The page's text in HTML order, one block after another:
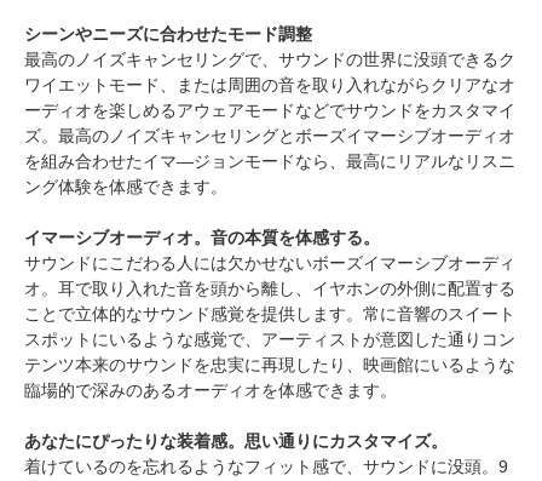
シーンやニーズに合わせたモード調整
最高のノイズキャンセリングで、サウンドの世界に没頭できるク
ワイエットモード、または周囲の音を取り入れながらクリアなオ
ーディオを楽しめるアウェアモードなどでサウンドをカスタマイ
ズ。最高のノイズキャンセリングとボーズイマーシブオーディオ
を組み合わせたイマ―ジョンモードなら、最高にリアルなリスニ
ング体験を体感できます。
イマーシブオーディオ。音の本質を体感する。
サウンドにこだわる人には欠かせないボーズイマーシブオーディ
オ。耳で取り入れた音を頭から離し、イヤホンの外側に配置する
ことで立体的なサウンド感覚を提供します。常に音響のスイート
スポットにいるような感覚で、アーティストが意図した通りコン
テンツ本来のサウンドを忠実に再現したり、映画館にいるような
臨場的で深みのあるオーディオを体感できます。
あなたにぴったりな装着感。思い通りにカスタマイズ。
着けているのを忘れるようなフィット感で、サウンドに没頭。9